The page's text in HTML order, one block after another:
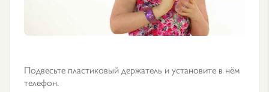
Подвесьте пластиковый держатель и установите в нём
телефон.